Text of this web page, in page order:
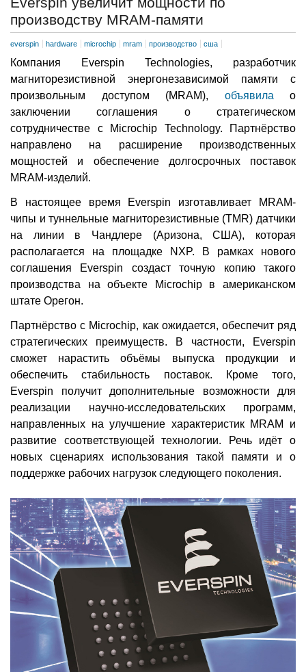
производству MRAM-памяти
everspin hardware microchip mram производство сша
Компания Everspin Technologies, разработчик
магниторезистивной энергонезависимой памяти с
произвольным доступом (MRAM), объявила о
заключении соглашения о стратегическом
сотрудничестве с Microchip Technology. Партнёрство
направлено на расширение производственных
мощностей и обеспечение долгосрочных поставок
MRAM-изделий.
В настоящее время Everspin изготавливает MRAM-
чипы и туннельные магниторезистивные (TMR) датчики
на линии в Чандлере (Аризона, США), которая
располагается на площадке NXP. В рамках нового
соглашения Everspin создаст точную копию такого
производства на объекте Microchip в американском
штате Орегон.
Партнёрство с Microchip, как ожидается, обеспечит ряд
стратегических преимуществ. В частности, Everspin
сможет нарастить объёмы выпуска продукции и
обеспечить стабильность поставок. Кроме того,
Everspin получит дополнительные возможности для
реализации научно-исследовательских программ,
направленных на улучшение характеристик MRAM и
развитие соответствующей технологии. Речь идёт о
новых сценариях использования такой памяти и о
поддержке рабочих нагрузок следующего поколения.